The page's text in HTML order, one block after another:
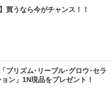
買うなら今がチャンス！！
プリズム･リーブル･グロウ･セラ